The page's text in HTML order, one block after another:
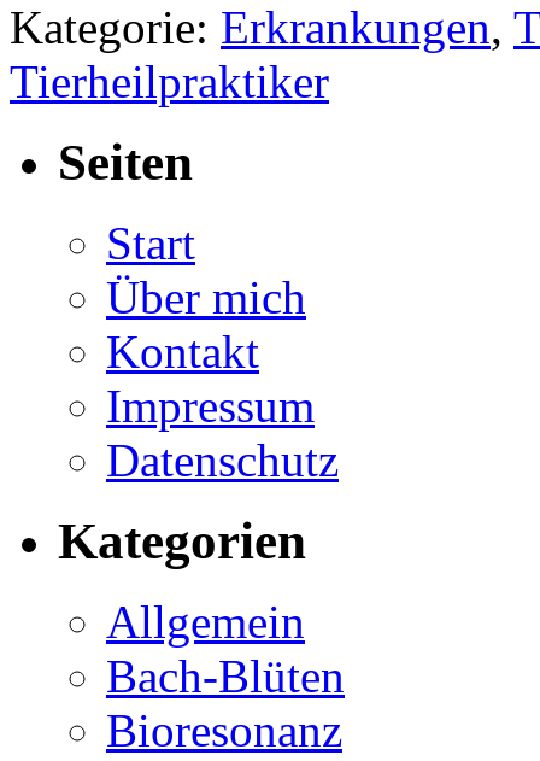
Kategorie: Erkrankungen,
Tierheilpraktiker
Seiten
Start
Über mich
Kontakt
Impressum
Datenschutz
Kategorien
Allgemein
Bach-Blüten
Bioresonanz